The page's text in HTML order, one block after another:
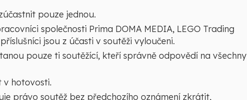
pouze jednou.
společnosti Prima DOMA MEDIA, LEGO Trading
jsou z účasti v soutěži vyloučeni.
pouze ti soutěžící, kteří správně odpovědí na všechny
v hotovosti.
právo soutěž bez předchozího oznámení zkrátit,